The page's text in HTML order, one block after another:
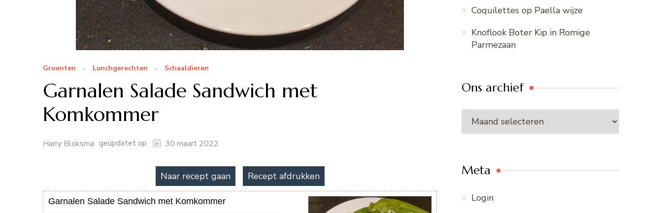
Groenten Lunchgerechten Schaaldieren
Garnalen Salade Sandwich met
Komkommer
Harry Bloksma geüpdatet op 30 maart 2022
Naar recept gaan Recept afdrukken
Garnalen Salade Sandwich met Komkommer
Coquilettes op Paella wijze
Knoflook Boter Kip in Romige
Parmezaan
Ons archief
Ons
archief
Meta
Login